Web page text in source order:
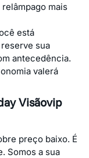
mais
está
reserve sua
antecedência.
valerá
Visãovip
preço baixo. É
Somos a sua